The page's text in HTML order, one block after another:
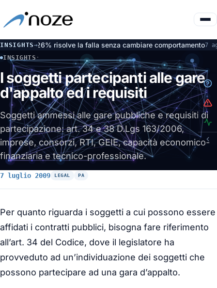
INSIGHTS→
26% risolve la falla senza cambiare comportamento7 ago
INSIGHTS ·
I SOGGETTI PARTECIPANTI ALLE GARE D'APPALTO ED I
I soggetti partecipanti alle gare
d'appalto ed i requisiti
Soggetti ammessi alle gare pubbliche e requisiti di
partecipazione: art. 34 e 38 D.Lgs 163/2006,
imprese, consorzi, RTI, GEIE, capacità economico-
finanziaria e tecnico-professionale.
7 luglio 2009 LEGAL PA
Per quanto riguarda i soggetti a cui possono essere
affidati i contratti pubblici, bisogna fare riferimento
all’art. 34 del Codice, dove il legislatore ha
provveduto ad un’individuazione dei soggetti che
possono partecipare ad una gara d’appalto.